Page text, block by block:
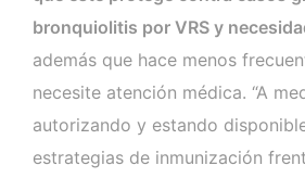
bronquiolitis por VRS y
además que hace menos
necesite atención médica. “A
autorizando y estando
estrategias de inmunización